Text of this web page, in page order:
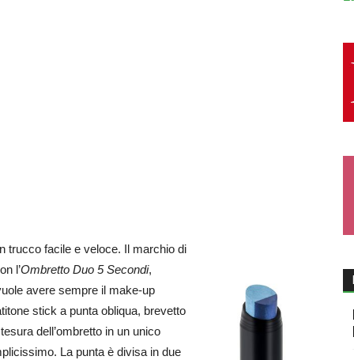
trucco facile e veloce. Il marchio di
l’Ombretto Duo 5 Secondi,
avere sempre il make-up
stick a punta obliqua, brevetto
dell’ombretto in un unico
La punta è divisa in due